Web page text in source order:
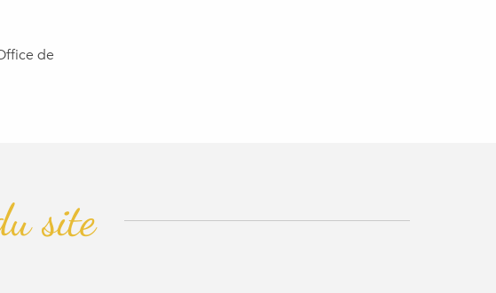
de
site